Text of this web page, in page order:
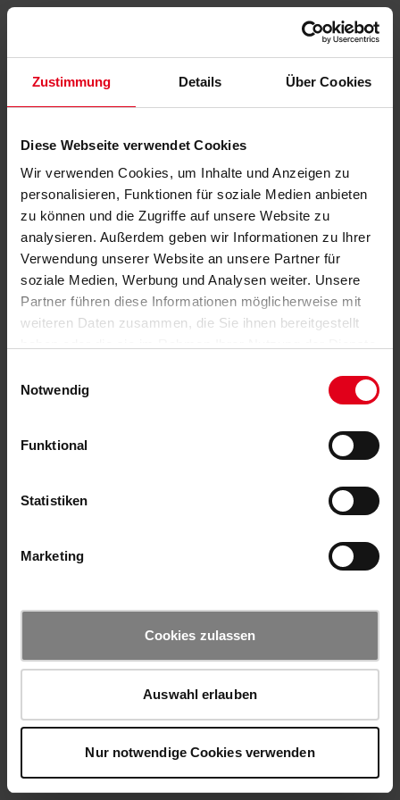
Zustimmung Details Über Cookies
Diese Webseite verwendet Cookies
Wir verwenden Cookies, um Inhalte und Anzeigen zu
personalisieren, Funktionen für soziale Medien anbieten
zu können und die Zugriffe auf unsere Website zu
analysieren. Außerdem geben wir Informationen zu Ihrer
Verwendung unserer Website an unsere Partner für
soziale Medien, Werbung und Analysen weiter. Unsere
Partner führen diese Informationen möglicherweise mit
weiteren Daten zusammen, die Sie ihnen bereitgestellt
Notwendig
Funktional
Statistiken
Marketing
Cookies zulassen
Auswahl erlauben
Nur notwendige Cookies verwenden